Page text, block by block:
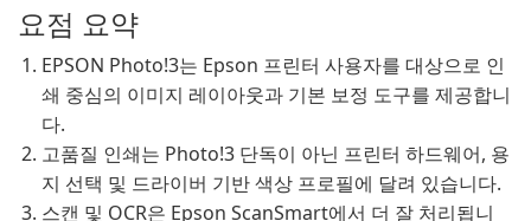
요점 요약
EPSON Photo!3는 Epson 프린터 사용자를 대상으로 인
쇄 중심의 이미지 레이아웃과 기본 보정 도구를 제공합니
다.
고품질 인쇄는 Photo!3 단독이 아닌 프린터 하드웨어, 용
지 선택 및 드라이버 기반 색상 프로필에 달려 있습니다.
스캔 및 OCR은 Epson ScanSmart에서 더 잘 처리됩니